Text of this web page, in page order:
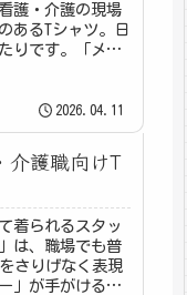
護・介護の現場
あるTシャツ。日
りです。「メデ
2026.04.11
介護職向けT
着られるスタッ
は、職場でも普
さりげなく表現
」が手がけるこ